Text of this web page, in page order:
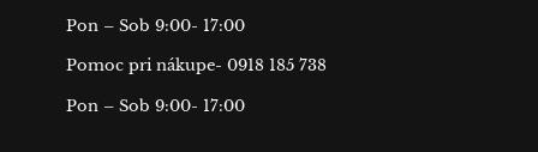
Pon – Sob 9:00- 17:00
Pomoc pri nákupe- 0918 185 738
Pon – Sob 9:00- 17:00